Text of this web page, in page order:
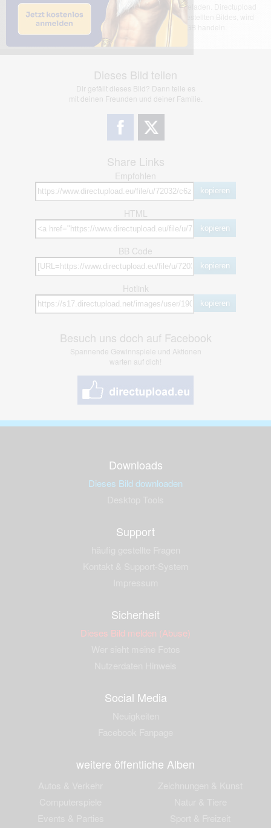
Das dargestellte Bild wurde von einem Nutzer hochgeladen. Directupload
übernimmt keinerlei Haftung für den Inhalt des dargestellten Bildes, wird
jedoch bei Verstößen nach §2(3) unserer AGB handeln.
Dieses Bild teilen
Dir gefällt dieses Bild? Dann teile es
mit deinen Freunden und deiner Familie.
Share Links
Empfohlen
kopieren
HTML
kopieren
BB Code
kopieren
Hotlink
kopieren
Besuch uns doch auf Facebook
Spannende Gewinnspiele und Aktionen
warten auf dich!
Downloads
Dieses Bild downloaden
Support
Sicherheit
Dieses Bild melden (Abuse)
Social Media
weitere öffentliche Alben